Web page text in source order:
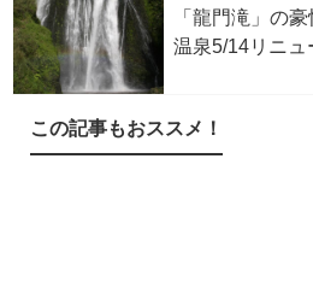
「龍門滝」の
温泉5/14リニ
この記事もおススメ！